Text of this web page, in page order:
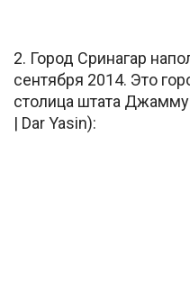
2. Город Сринагар
сентября 2014. Это
столица штата
| Dar Yasin):